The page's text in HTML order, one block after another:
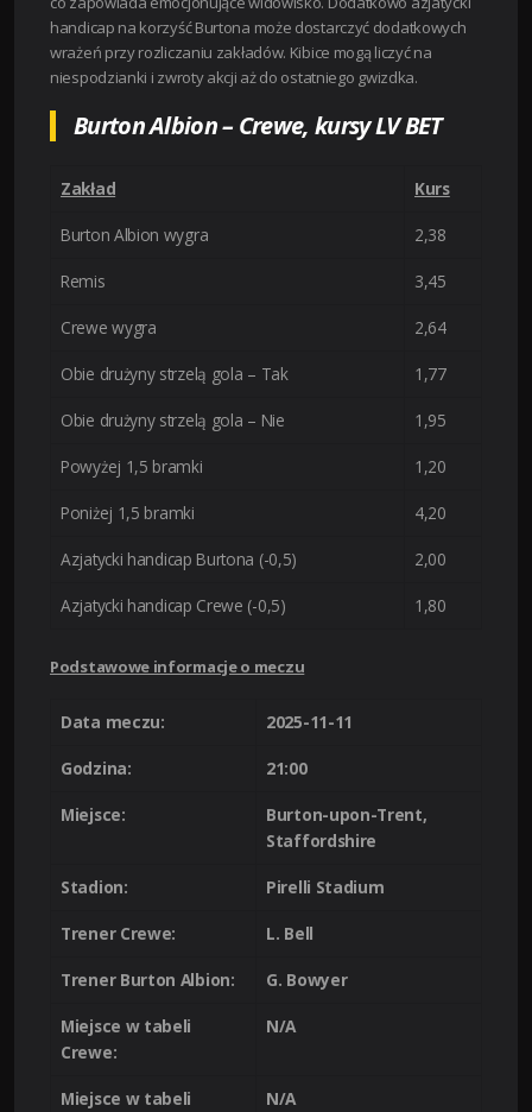
handicap na korzyść Burtona może dostarczyć dodatkowych
wrażeń przy rozliczaniu zakładów. Kibice mogą liczyć na
niespodzianki i zwroty akcji aż do ostatniego gwizdka.
Burton Albion – Crewe, kursy LV BET
Zakład Kurs
Burton Albion wygra 2,38
Remis 3,45
Crewe wygra 2,64
Obie drużyny strzelą gola – Tak 1,77
Obie drużyny strzelą gola – Nie 1,95
Powyżej 1,5 bramki 1,20
Poniżej 1,5 bramki 4,20
Azjatycki handicap Burtona (-0,5) 2,00
Azjatycki handicap Crewe (-0,5) 1,80
Podstawowe informacje o meczu
Data meczu: 2025-11-11
Godzina: 21:00
Miejsce:
Burton-upon-Trent,
Staffordshire
Stadion: Pirelli Stadium
Trener Crewe: L. Bell
Trener Burton Albion: G. Bowyer
Miejsce w tabeli
Crewe:
N/A
Miejsce w tabeli
N/A